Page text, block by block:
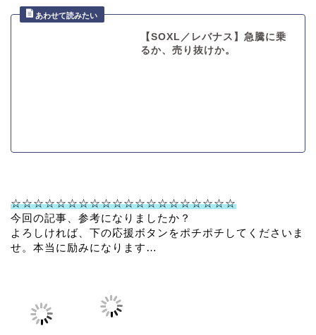
【SOXL／レバナス】急騰に乗
るか、売り抜けか。
☆☆☆☆☆☆☆☆☆☆☆☆☆☆☆☆☆☆☆☆
今回の記事、参考になりましたか？
よろしければ、下の応援ボタンをポチポチしてくださいま
せ。本当に励みになります…